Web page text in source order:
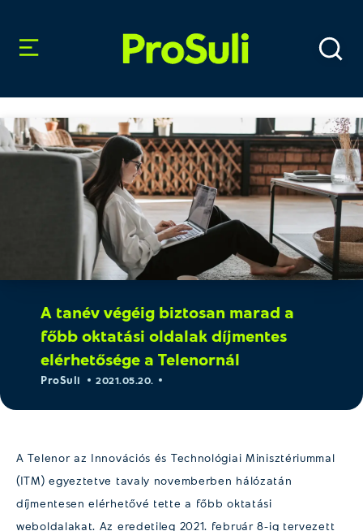
A tanév végéig biztosan marad a
főbb oktatási oldalak díjmentes
elérhetősége a Telenornál
ProSuli 2021.05.20.
A Telenor az Innovációs és Technológiai Minisztériummal
(ITM) egyeztetve tavaly novemberben hálózatán
díjmentesen elérhetővé tette a főbb oktatási
weboldalakat. Az eredetileg 2021. február 8-ig tervezett